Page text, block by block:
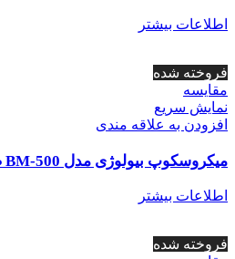
اطلاعات بیشتر
فروخته شده
مقايسه
نمایش سریع
افزودن به علاقه مندی
میکروسکوپ بیولوژی مدل BM-500 صاایران سه چشم
اطلاعات بیشتر
فروخته شده